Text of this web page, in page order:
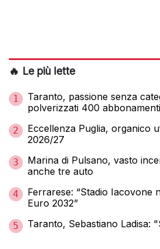
🔥 Le più lette
1
Taranto, passione senza
polverizzati 400 abbonamenti
2
Eccellenza Puglia, organico
2026/27
3
Marina di Pulsano, vasto
anche tre auto
4
Ferrarese: “Stadio Iacovone
Euro 2032”
5 Taranto, Sebastiano Ladisa: